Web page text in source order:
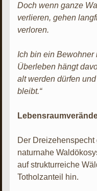
Doch wenn ganze
verlieren, gehen
verloren.
Ich bin ein
Überleben hängt
alt werden dürfen
bleibt.“
Der
naturnahe
auf strukturreiche
Totholzanteil hin.